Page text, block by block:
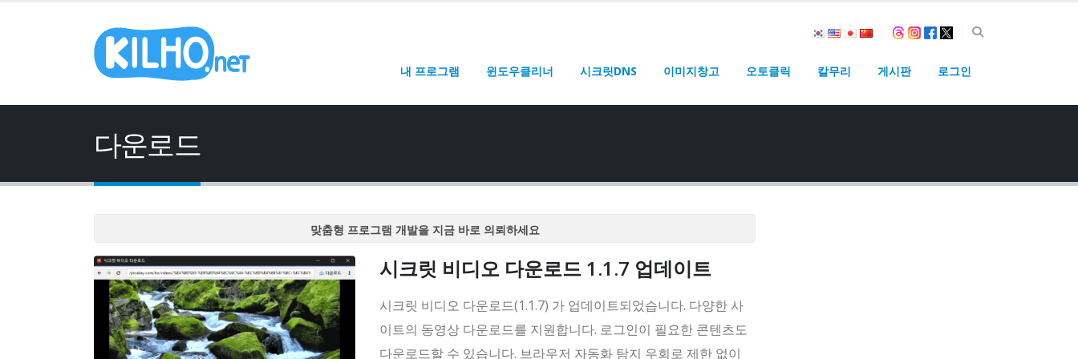
내 프로그램 윈도우클리너 시크릿DNS 이미지창고 오토클릭 칼무리 게시판 로그인
다운로드
맞춤형 프로그램 개발을 지금 바로 의뢰하세요
맞춤형 프로그램 개발을 지금 바로 의뢰하세요
맞춤형 프로그램 개발을 지금 바로 의뢰하세요
맞춤형 프로그램 개발을 지금 바로 의뢰하세요
맞춤형 프로그램 개발을 지금 바로 의뢰하세요
시크릿 비디오 다운로드 1.1.7 업데이트
시크릿 비디오 다운로드(1.1.7) 가 업데이트되었습니다. 다양한 사
이트의 동영상 다운로드를 지원합니다. 로그인이 필요한 콘텐츠도
다운로드할 수 있습니다. 브라우저 자동화 탐지 우회로 제한 없이